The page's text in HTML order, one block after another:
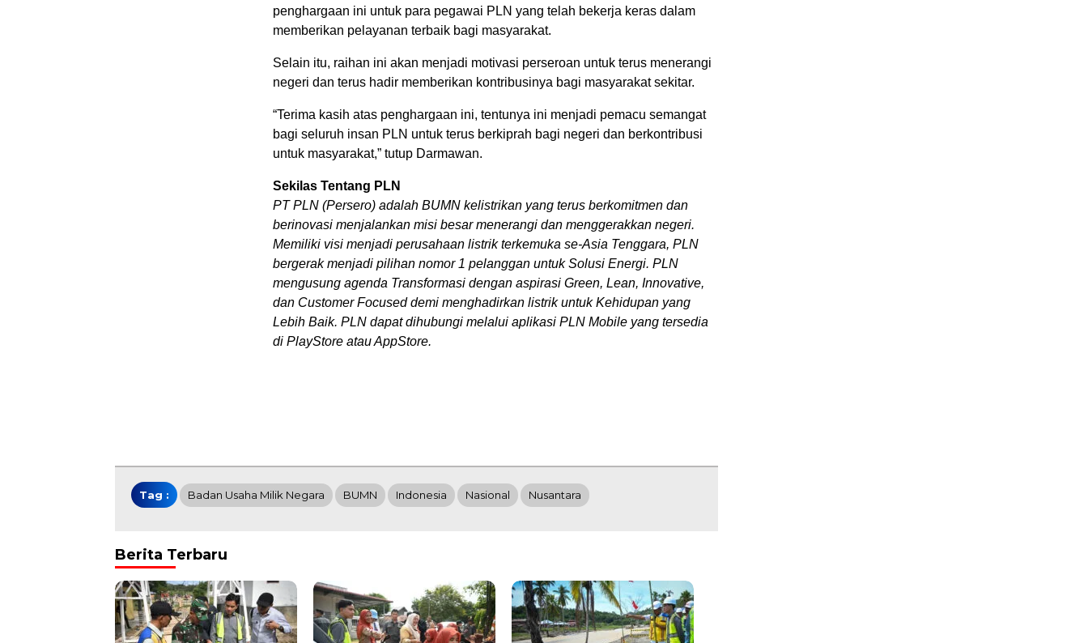
penghargaan ini untuk para pegawai PLN yang telah bekerja keras dalam
memberikan pelayanan terbaik bagi masyarakat.
Selain itu, raihan ini akan menjadi motivasi perseroan untuk terus menerangi
negeri dan terus hadir memberikan kontribusinya bagi masyarakat sekitar.
“Terima kasih atas penghargaan ini, tentunya ini menjadi pemacu semangat
bagi seluruh insan PLN untuk terus berkiprah bagi negeri dan berkontribusi
untuk masyarakat,” tutup Darmawan.
Sekilas Tentang PLN
PT PLN (Persero) adalah BUMN kelistrikan yang terus berkomitmen dan
berinovasi menjalankan misi besar menerangi dan menggerakkan negeri.
Memiliki visi menjadi perusahaan listrik terkemuka se-Asia Tenggara, PLN
bergerak menjadi pilihan nomor 1 pelanggan untuk Solusi Energi. PLN
mengusung agenda Transformasi dengan aspirasi Green, Lean, Innovative,
dan Customer Focused demi menghadirkan listrik untuk Kehidupan yang
Lebih Baik. PLN dapat dihubungi melalui aplikasi PLN Mobile yang tersedia
di PlayStore atau AppStore.
Tag : Badan Usaha Milik Negara BUMN Indonesia Nasional Nusantara
Berita Terbaru